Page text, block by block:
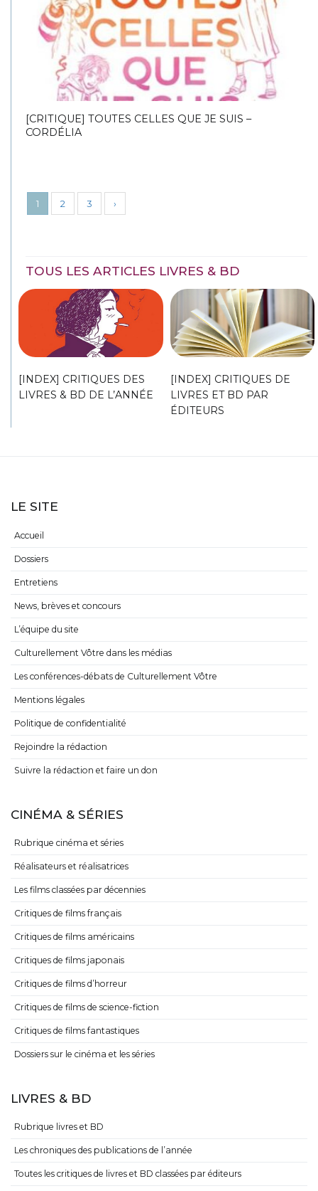
[CRITIQUE] TOUTES CELLES QUE JE SUIS –
CORDÉLIA
1 2 3 ›
TOUS LES ARTICLES LIVRES & BD
[INDEX] CRITIQUES DES
LIVRES & BD DE L’ANNÉE
[INDEX] CRITIQUES DE
LIVRES ET BD PAR
ÉDITEURS
LE SITE
Accueil
Dossiers
Entretiens
News, brèves et concours
L’équipe du site
Culturellement Vôtre dans les médias
Les conférences-débats de Culturellement Vôtre
Mentions légales
Politique de confidentialité
Rejoindre la rédaction
Suivre la rédaction et faire un don
CINÉMA & SÉRIES
Rubrique cinéma et séries
Réalisateurs et réalisatrices
Les films classées par décennies
Critiques de films français
Critiques de films américains
Critiques de films japonais
Critiques de films d’horreur
Critiques de films de science-fiction
Critiques de films fantastiques
Dossiers sur le cinéma et les séries
LIVRES & BD
Rubrique livres et BD
Les chroniques des publications de l’année
Toutes les critiques de livres et BD classées par éditeurs